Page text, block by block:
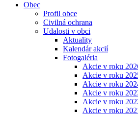
Obec
Profil obce
Civilná ochrana
Udalosti v obci
Aktuality
Kalendár akcií
Fotogaléria
Akcie v roku
Akcie v roku
Akcie v roku
Akcie v roku
Akcie v roku
Akcie v roku